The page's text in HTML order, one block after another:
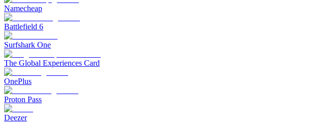
Namecheap
Battlefield 6
Surfshark One
The Global Experiences Card
OnePlus
Proton Pass
Deezer